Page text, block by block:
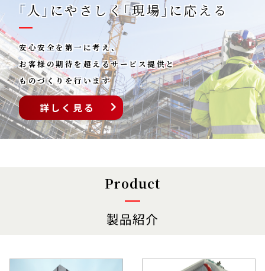
｢人｣にやさしく｢現場｣に応える
安心安全を第一に考え、
お客様の期待を超えるサービス提供と
ものづくりを行います
詳しく見る
Product
製品紹介